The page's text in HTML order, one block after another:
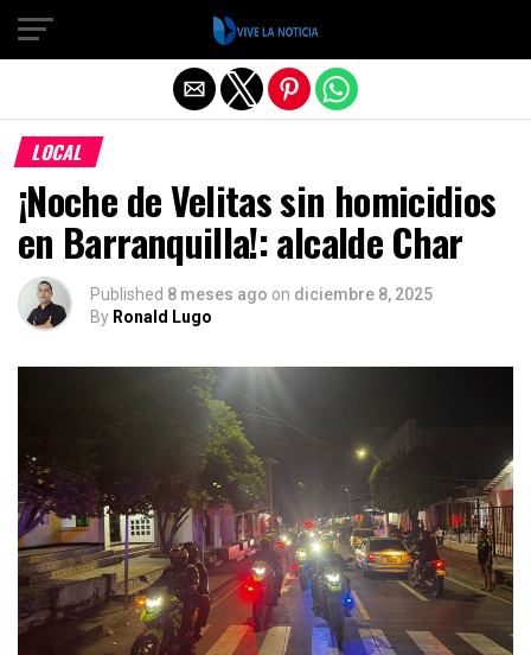
LOCAL
¡Noche de Velitas sin homicidios
en Barranquilla!: alcalde Char
Published 8 meses ago on diciembre 8, 2025
By Ronald Lugo
Salir de la versión móvil